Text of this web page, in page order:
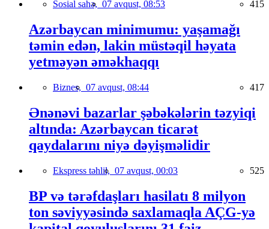
Sosial sahə, 07 avqust, 08:53 415
Azərbaycan minimumu: yaşamağı
təmin edən, lakin müstəqil həyata
yetməyən əməkhaqqı
Biznes, 07 avqust, 08:44 417
Ənənəvi bazarlar şəbəkələrin təzyiqi
altında: Azərbaycan ticarət
qaydalarını niyə dəyişməlidir
Ekspress təhlil, 07 avqust, 00:03 525
BP və tərəfdaşları hasilatı 8 milyon
ton səviyyəsində saxlamaqla AÇG-yə